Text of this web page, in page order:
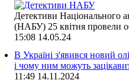
Детективи Національного
(НАБУ) 25 квітня провели
15:08 14.05.24
В Україні з'явився новий
і чому ним можуть
11:49 14.11.2024